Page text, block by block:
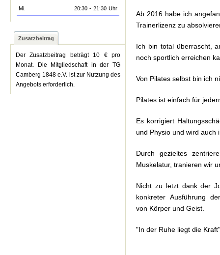
Mi.
20:30 - 21:30 Uhr
Zusatzbeitrag
Der Zusatzbeitrag beträgt 10 € pro
Monat. Die Mitgliedschaft in der TG
Camberg 1848 e.V. ist zur Nutzung des
Angebots erforderlich.
Ab 2016 habe ich
Trainerlizenz zu
Ich bin total überrascht,
noch sportlich erreichen
Von Pilates selbst bin ich
Pilates ist einfach für
Es korrigiert
und Physio und wird
Durch gezieltes
Muskelatur, tranieren wir
Nicht zu letzt dank der
konkreter Ausführung
von Körper und Geist.
"In der Ruhe liegt die